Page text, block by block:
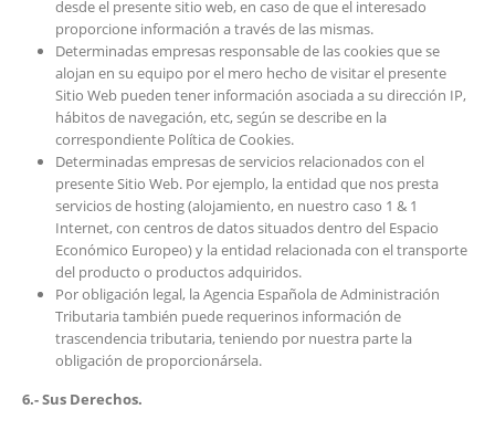
desde el presente sitio web, en caso de que el interesado
proporcione información a través de las mismas.
Determinadas empresas responsable de las cookies que se
alojan en su equipo por el mero hecho de visitar el presente
Sitio Web pueden tener información asociada a su dirección IP,
hábitos de navegación, etc, según se describe en la
correspondiente Política de Cookies.
Determinadas empresas de servicios relacionados con el
presente Sitio Web. Por ejemplo, la entidad que nos presta
servicios de hosting (alojamiento, en nuestro caso 1 & 1
Internet, con centros de datos situados dentro del Espacio
Económico Europeo) y la entidad relacionada con el transporte
del producto o productos adquiridos.
Por obligación legal, la Agencia Española de Administración
Tributaria también puede requerinos información de
trascendencia tributaria, teniendo por nuestra parte la
obligación de proporcionársela.
6.- Sus Derechos.